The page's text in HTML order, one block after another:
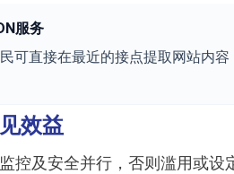
服务
可直接在最近的接点提取网站内容
效益
控及安全并行，否则滥用或设